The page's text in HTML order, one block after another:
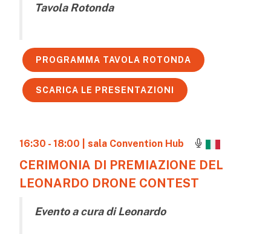
Tavola Rotonda
PROGRAMMA TAVOLA ROTONDA
SCARICA LE PRESENTAZIONI
16:30 - 18:00 | sala Convention Hub
CERIMONIA DI PREMIAZIONE DEL
LEONARDO DRONE CONTEST
Evento a cura di Leonardo